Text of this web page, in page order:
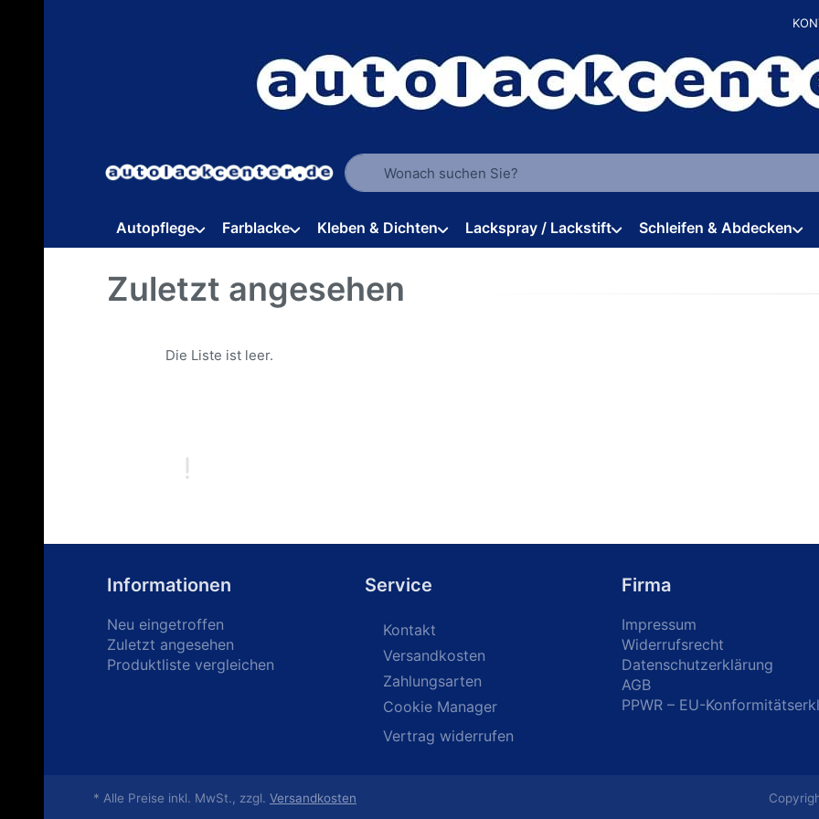
Geben Sie einen Suchbegriff ein. Während Sie tippen, erscheinen
Autopflege Farblacke Kleben & Dichten Lackspray / Lackstift Schleifen & Abdecken
Zuletzt angesehen
Die Liste ist leer.
Informationen
Neu eingetroffen
Zuletzt angesehen
Produktliste vergleichen
Service
Kontakt
Versandkosten
Zahlungsarten
Cookie Manager
Vertrag widerrufen
Firma
Impressum
Widerrufsrecht
Datenschutzerklärung
AGB
PPWR – EU-
* Alle Preise inkl. MwSt., zzgl. Versandkosten